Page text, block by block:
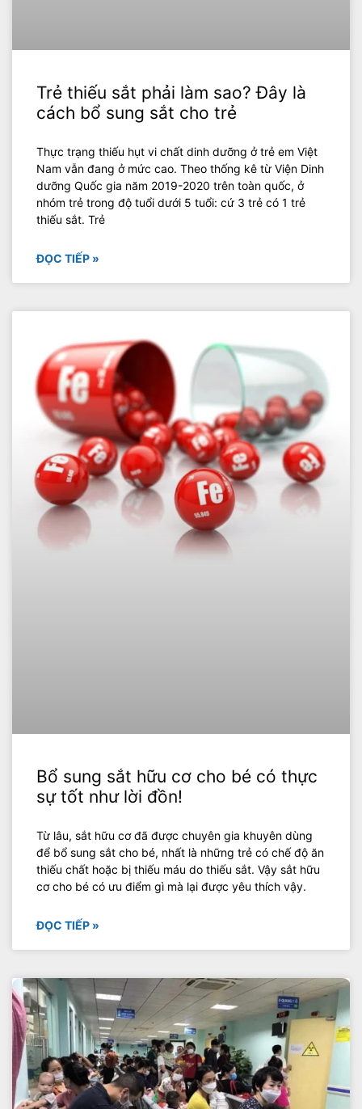
Trẻ thiếu sắt phải làm sao? Đây là
cách bổ sung sắt cho trẻ
Thực trạng thiếu hụt vi chất dinh dưỡng ở trẻ em Việt
Nam vẫn đang ở mức cao. Theo thống kê từ Viện Dinh
dưỡng Quốc gia năm 2019-2020 trên toàn quốc, ở
nhóm trẻ trong độ tuổi dưới 5 tuổi: cứ 3 trẻ có 1 trẻ
thiếu sắt. Trẻ
ĐỌC TIẾP »
Bổ sung sắt hữu cơ cho bé có thực
sự tốt như lời đồn!
Từ lâu, sắt hữu cơ đã được chuyên gia khuyên dùng
để bổ sung sắt cho bé, nhất là những trẻ có chế độ ăn
thiếu chất hoặc bị thiếu máu do thiếu sắt. Vậy sắt hữu
cơ cho bé có ưu điểm gì mà lại được yêu thích vậy.
ĐỌC TIẾP »